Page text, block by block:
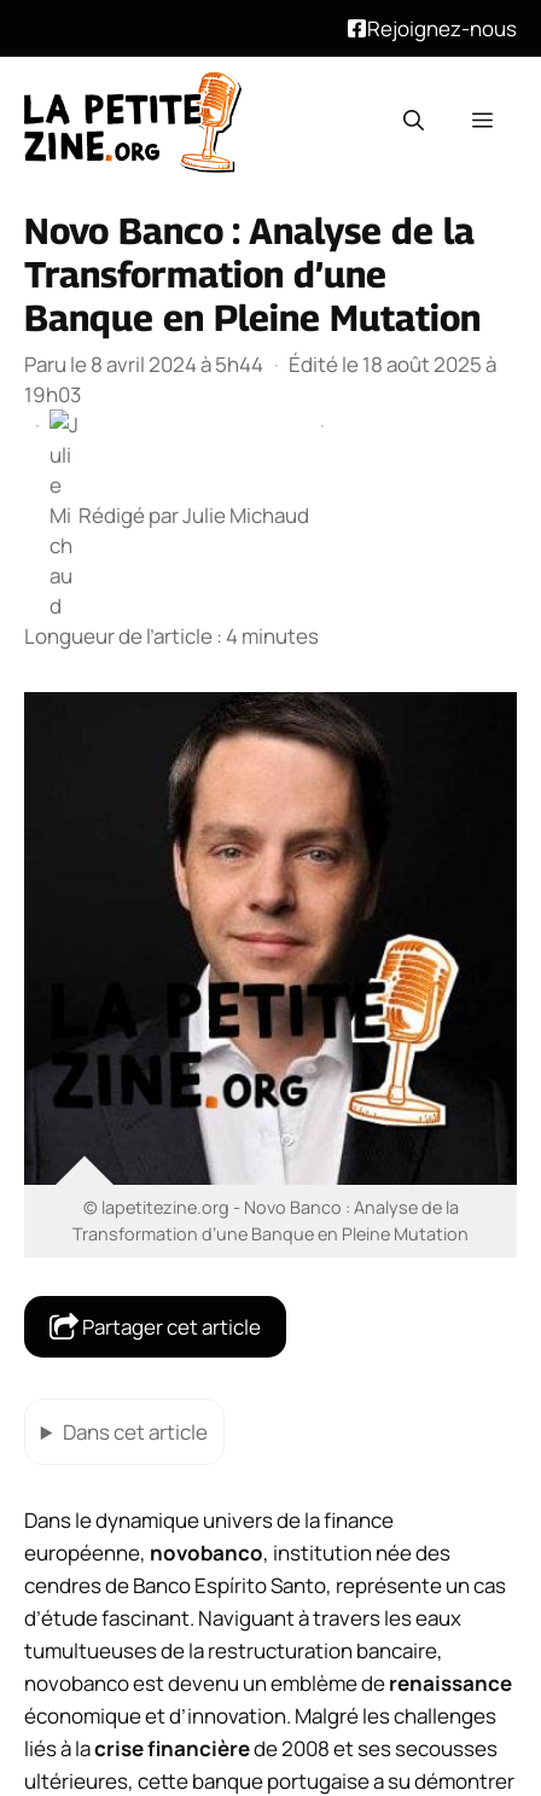
Rejoignez-nous
contenu
Novo Banco : Analyse de la
Transformation d’une
Banque en Pleine Mutation
Paru le 8 avril 2024 à 5h44 · Édité le 18 août 2025 à
19h03
·
Rédigé parJulie Michaud
·
Longueur de l’article : 4 minutes
© lapetitezine.org - Novo Banco : Analyse de la
Transformation d’une Banque en Pleine Mutation
Partager cet article
Dans cet article
Dans le dynamique univers de la finance
européenne, novobanco, institution née des
cendres de Banco Espírito Santo, représente un cas
d’étude fascinant. Naviguant à travers les eaux
tumultueuses de la restructuration bancaire,
novobanco est devenu un emblème derenaissance
économique et d’innovation. Malgré les challenges
liés à lacrise financièrede 2008 et ses secousses
ultérieures, cette banque portugaise a su démontrer